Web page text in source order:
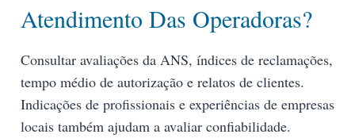
Atendimento Das Operadoras?
Consultar avaliações da ANS, índices de reclamações,
tempo médio de autorização e relatos de clientes.
Indicações de profissionais e experiências de empresas
locais também ajudam a avaliar confiabilidade.